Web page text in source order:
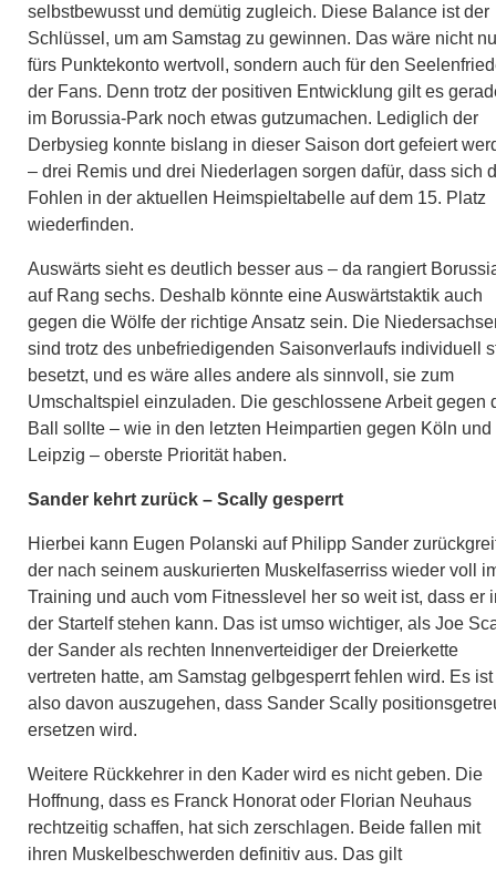
selbstbewusst und demütig zugleich. Diese Balance ist der
Schlüssel, um am Samstag zu gewinnen. Das wäre nicht
fürs Punktekonto wertvoll, sondern auch für den
der Fans. Denn trotz der positiven Entwicklung gilt es
im Borussia-Park noch etwas gutzumachen. Lediglich der
Derbysieg konnte bislang in dieser Saison dort gefeiert
– drei Remis und drei Niederlagen sorgen dafür, dass sich
Fohlen in der aktuellen Heimspieltabelle auf dem 15. Platz
wiederfinden.
Auswärts sieht es deutlich besser aus – da rangiert
auf Rang sechs. Deshalb könnte eine Auswärtstaktik auch
gegen die Wölfe der richtige Ansatz sein. Die
sind trotz des unbefriedigenden Saisonverlaufs individuell
besetzt, und es wäre alles andere als sinnvoll, sie zum
Umschaltspiel einzuladen. Die geschlossene Arbeit gegen
Ball sollte – wie in den letzten Heimpartien gegen Köln und
Leipzig – oberste Priorität haben.
Sander kehrt zurück – Scally gesperrt
Hierbei kann Eugen Polanski auf Philipp Sander
der nach seinem auskurierten Muskelfaserriss wieder voll
Training und auch vom Fitnesslevel her so weit ist, dass er
der Startelf stehen kann. Das ist umso wichtiger, als Joe
der Sander als rechten Innenverteidiger der Dreierkette
vertreten hatte, am Samstag gelbgesperrt fehlen wird. Es ist
also davon auszugehen, dass Sander Scally
ersetzen wird.
Weitere Rückkehrer in den Kader wird es nicht geben. Die
Hoffnung, dass es Franck Honorat oder Florian Neuhaus
rechtzeitig schaffen, hat sich zerschlagen. Beide fallen mit
ihren Muskelbeschwerden definitiv aus. Das gilt